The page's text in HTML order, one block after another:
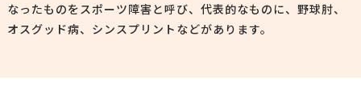
なったものをスポーツ障害と呼び、代表的なものに、野球肘、
オスグッド病、シンスプリントなどがあります。